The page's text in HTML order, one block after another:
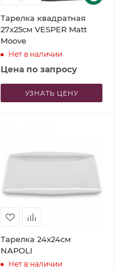
Тарелка квадратная
27x25см VESPER Matt
Moove
Нет в наличии
Цена по запросу
УЗНАТЬ ЦЕНУ
Тарелка 24x24см
NAPOLI
Нет в наличии